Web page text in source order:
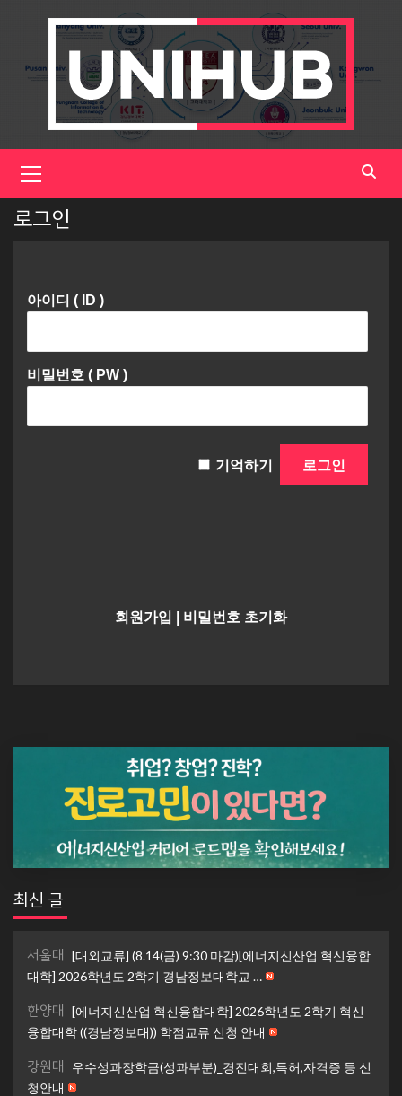
Menu
로그인
아이디 ( ID )
비밀번호 ( PW )
기억하기
회원가입 비밀번호 초기화
최신 글
서울대 [대외교류] (8.14(금) 9:30 마감)[에너지신산업 혁신융합
대학] 2026학년도 2학기 경남정보대학교 …
한양대 [에너지신산업 혁신융합대학] 2026학년도 2학기 혁신
융합대학 ((경남정보대)) 학점교류 신청 안내
강원대
우수성과장학금(성과부분)_경진대회,특허,자격증 등 신
청안내